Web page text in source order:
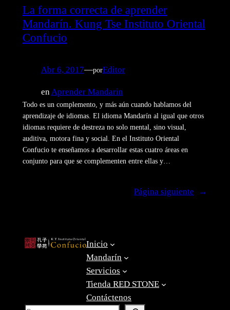
La forma correcta de aprender
Mandarín. Kung Tse Instituto Oriental
Confucio
Abr 6, 2017—porEditor
enAprender Mandarin
Todo es un complemento, y más aún cuando hablamos del
aprendizaje de idiomas. El idioma Mandarín al igual que otros
idiomas requiere de destreza no solo mental, sino visual,
auditiva, motora fina y social. En el Instituto Oriental
Confucio te enseñamos a desarrollar estas cuatro áreas en
conjunto para que se complementen entre ellas y…
Página siguiente →
Inicio
Mandarín
Servicios
Tienda RED STONE
Contáctenos